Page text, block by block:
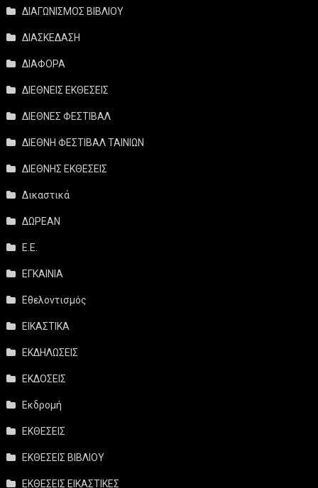
ΔΙΑΓΩΝΙΣΜΟΣ ΒΙΒΛΙΟΥ
ΔΙΑΣΚΕΔΑΣΗ
ΔΙΑΦΟΡΑ
ΔΙΕΘΝΕΙΣ ΕΚΘΕΣΕΙΣ
ΔΙΕΘΝΕΣ ΦΕΣΤΙΒΑΛ
ΔΙΕΘΝΗ ΦΕΣΤΙΒΑΛ ΤΑΙΝΙΩΝ
ΔΙΕΘΝΗΣ ΕΚΘΕΣΕΙΣ
Δικαστικά
ΔΩΡΕΑΝ
Ε.Ε.
ΕΓΚΑΙΝΙΑ
Εθελοντισμός
ΕΙΚΑΣΤΙΚΑ
ΕΚΔΗΛΩΣΕΙΣ
ΕΚΔΟΣΕΙΣ
Εκδρομή
ΕΚΘΕΣΕΙΣ
ΕΚΘΕΣΕΙΣ ΒΙΒΛΙΟΥ
ΕΚΘΕΣΕΙΣ ΕΙΚΑΣΤΙΚΕΣ